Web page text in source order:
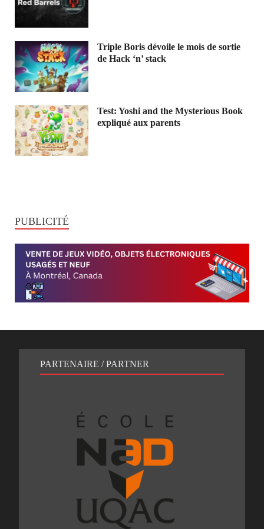
Triple Boris dévoile le mois de sortie
de Hack ‘n’ stack
Test: Yoshi and the Mysterious Book
expliqué aux parents
PUBLICITÉ
PARTENAIRE / PARTNER